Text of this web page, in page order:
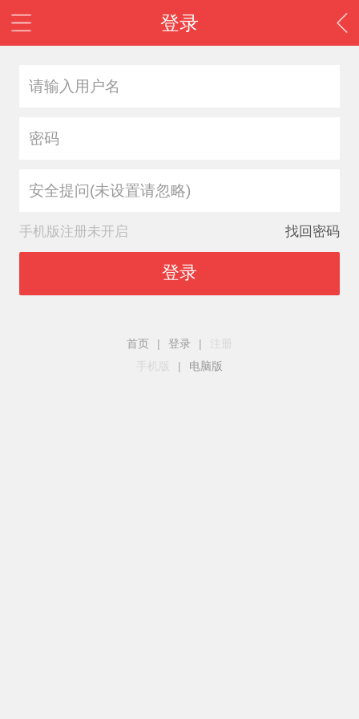
登录
安全提问(未设置请忽略)
手机版注册未开启 找回密码
登录
首页 | 登录 |
注册
手机版
| 电脑版